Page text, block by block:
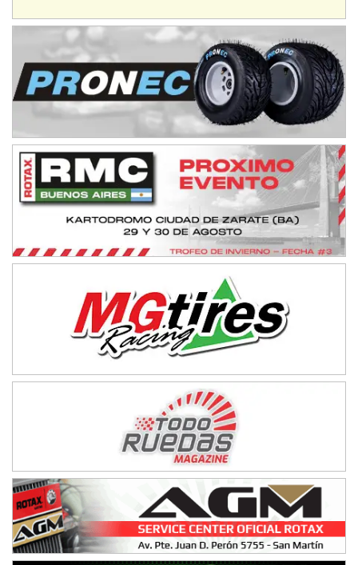
TUCUMANO - F5
Juan Navarro (Asfalto)